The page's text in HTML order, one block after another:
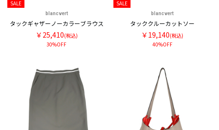
SALE
blancvert
タックギャザーノーカラーブラウス
￥25,410(税込)
30%OFF
SALE
blancvert
タッククルーカットソー
￥19,140(税込)
40%OFF